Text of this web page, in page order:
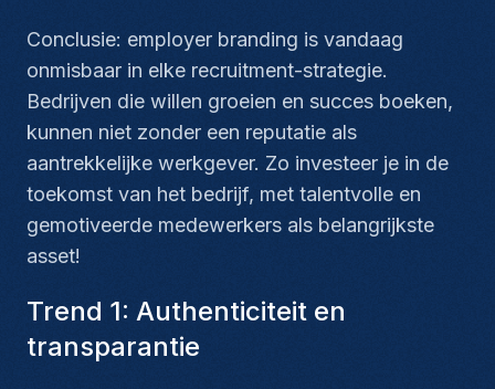
Conclusie: employer branding is vandaag
onmisbaar in elke recruitment-strategie.
Bedrijven die willen groeien en succes boeken,
kunnen niet zonder een reputatie als
aantrekkelijke werkgever. Zo investeer je in de
toekomst van het bedrijf, met talentvolle en
gemotiveerde medewerkers als belangrijkste
asset!
Trend 1: Authenticiteit en
transparantie